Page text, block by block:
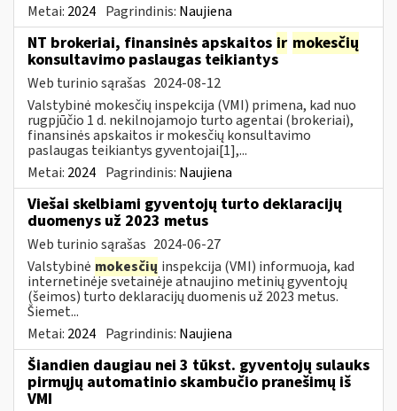
Metai: 2024 Pagrindinis: Naujiena
NT brokeriai, finansinės apskaitos ir mokesčių
konsultavimo paslaugas teikiantys
Web turinio sąrašas 2024-08-12
Valstybinė mokesčių inspekcija (VMI) primena, kad nuo
rugpjūčio 1 d. nekilnojamojo turto agentai (brokeriai),
finansinės apskaitos ir mokesčių konsultavimo
paslaugas teikiantys gyventojai[1],...
Metai: 2024 Pagrindinis: Naujiena
Viešai skelbiami gyventojų turto deklaracijų
duomenys už 2023 metus
Web turinio sąrašas 2024-06-27
Valstybinė mokesčių inspekcija (VMI) informuoja, kad
internetinėje svetainėje atnaujino metinių gyventojų
(šeimos) turto deklaracijų duomenis už 2023 metus.
Šiemet...
Metai: 2024 Pagrindinis: Naujiena
Šiandien daugiau nei 3 tūkst. gyventojų sulauks
pirmųjų automatinio skambučio pranešimų iš
VMI